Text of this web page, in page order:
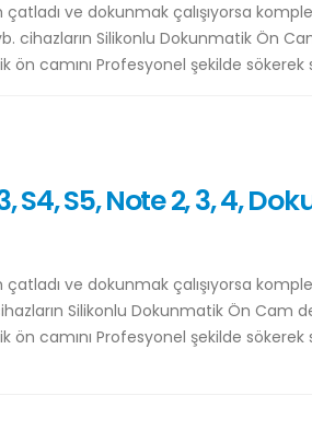
ve dokunmak çalışıyorsa
cihazların Silikonlu Dokunmatik Ön
camını Profesyonel şekilde sökerek
S4, S5, Note 2, 3, 4,
ve dokunmak çalışıyorsa
Silikonlu Dokunmatik Ön Cam
camını Profesyonel şekilde sökerek